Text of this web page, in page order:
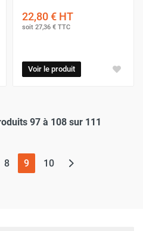
22,80 € HT
soit 27,36 € TTC
Voir le produit
97 à 108 sur 111
8 9(page actuelle)
10